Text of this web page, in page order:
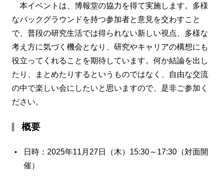
本イベントは、博報堂の協力を得て実施します。多様
なバックグラウンドを持つ参加者と意見を交わすこと
で、普段の研究生活では得られない新しい視点、多様な
考え方に気づく機会となり、研究やキャリアの構想にも
役立ってくれることを期待しています。何か結論を出し
たり、まとめたりするというものではなく、自由な交流
の中で楽しい会にしたいと思いますので、是非ご参加く
ださい。
概要
日時：2025年11月27日（木）15:30～17:30（対面開
催）